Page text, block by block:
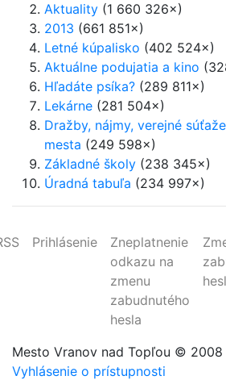
Aktuality (1 660 326×)
2013 (661 851×)
Letné kúpalisko (402 524×)
Aktuálne podujatia a kino
Hľadáte psíka? (289 811×)
Lekárne (281 504×)
Dražby, nájmy, verejné
mesta (249 598×)
Základné školy (238 345×)
Úradná tabuľa (234 997×)
Prihlásenie
Zneplatnenie
odkazu na
zmenu
zabudnutého
hesla
Mesto Vranov nad Topľou © 2008
Vyhlásenie o prístupnosti